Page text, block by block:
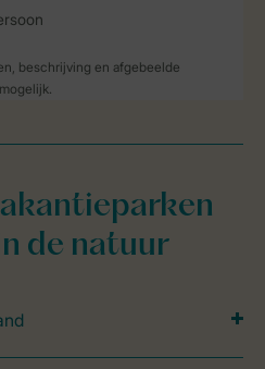
beschrijving en afgebeelde
de natuur